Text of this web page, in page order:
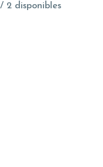
2 disponibles